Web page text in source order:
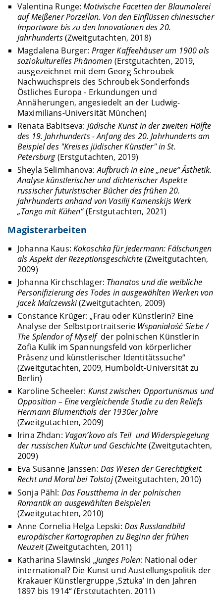
Valentina Runge:Motivische Facetten der Blaumalerei
auf Meißener Porzellan. Von den Einflüssen chinesischer
Importware bis zu den Innovationen des 20.
Jahrhunderts(Zweitgutachten, 2018)
Magdalena Burger: Prager Kaffeehäuser um 1900 als
soziokulturelles Phänomen (Erstgutachten, 2019,
ausgezeichnet mit dem Georg Schroubek
Nachwuchspreis des Schroubek Sonderfonds
Östliches Europa - Erkundungen und
Annäherungen, angesiedelt an der Ludwig-
Maximilians-Universität München)
Renata Babitseva: Jüdische Kunst in der zweiten Hälfte
des 19. Jahrhunderts - Anfang des 20. Jahrhunderts am
Beispiel des "Kreises jüdischer Künstler" in St.
Petersburg(Erstgutachten, 2019)
Sheyla Selimhanova:Aufbruch in eine „neue“ Ästhetik.
Analyse künstlerischer und dichterischer Aspekte
russischer futuristischer Bücher des frühen 20.
Jahrhunderts anhand von Vasilij Kamenskijs Werk
„Tango mit Kühen“(Erstgutachten, 2021)
Magisterarbeiten
Johanna Kaus: Kokoschka für Jedermann: Fälschungen
als Aspekt der Rezeptionsgeschichte(Zweitgutachten,
2009)
Johanna Kirchschlager: Thanatos und die weibliche
Personifizierung des Todes in ausgewählten Werken von
Jacek Malczewski(Zweitgutachten, 2009)
Constance Krüger: „Frau oder Künstlerin? Eine
Analyse der Selbstportraitserie Wspaniałość Siebe /
The Splendor of Myself der polnischen Künstlerin
Zofia Kulik im Spannungsfeld von körperlicher
Präsenz und künstlerischer Identitätssuche“
(Zweitgutachten, 2009, Humboldt-Universität zu
Berlin)
Karoline Scheeler: Kunst zwischen Opportunismus und
Opposition – Eine vergleichende Studie zu den Reliefs
Hermann Blumenthals der 1930er Jahre
(Zweitgutachten, 2009)
Irina Zhdan: Vagan’kovo als Teil und Widerspiegelung
der russischen Kultur und Geschichte(Zweitgutachten,
2009)
Eva Susanne Janssen: Das Wesen der Gerechtigkeit.
Recht und Moral bei Tolstoj(Zweitgutachten, 2010)
Sonja Pähl: Das Faustthema in der polnischen
Romantik an ausgewählten Beispielen
(Zweitgutachten, 2010)
Anne Cornelia Helga Lepski: Das Russlandbild
europäischer Kartographen zu Beginn der frühen
Neuzeit(Zweitgutachten, 2011)
Katharina Slawinski „Junges Polen: National oder
international? Die Kunst und Austellungspolitik der
Krakauer Künstlergruppe ‚Sztuka’ in den Jahren
1897 bis 1914“ (Erstgutachten, 2011)